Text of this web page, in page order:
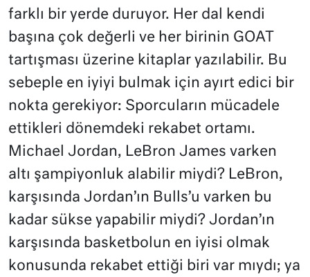
farklı bir yerde duruyor. Her dal kendi
başına çok değerli ve her birinin GOAT
tartışması üzerine kitaplar yazılabilir. Bu
sebeple en iyiyi bulmak için ayırt edici bir
nokta gerekiyor: Sporcuların mücadele
ettikleri dönemdeki rekabet ortamı.
Michael Jordan, LeBron James varken
altı şampiyonluk alabilir miydi? LeBron,
karşısında Jordan’ın Bulls’u varken bu
kadar sükse yapabilir miydi? Jordan’ın
karşısında basketbolun en iyisi olmak
konusunda rekabet ettiği biri var mıydı; ya